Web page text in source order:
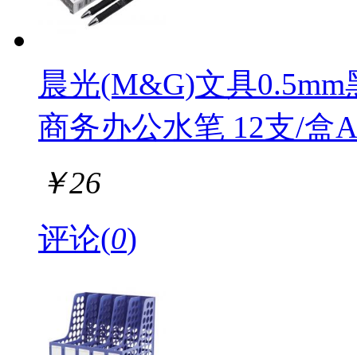
晨光(M&G)文具
商务办公水笔 12支/盒
￥26
评论(0)